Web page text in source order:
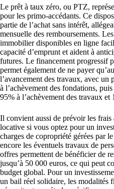
Le prêt à taux zéro, ou PTZ,
pour les primo-accédants. Ce
partie de l’achat sans intérêt,
mensuelle des remboursements.
immobilier disponibles en ligne
capacité d’emprunt et aident à
futures. Le financement progressif
permet également de ne payer
l’avancement des travaux, avec un
à l’achèvement des fondations,
95% à l’achèvement des travaux et
Il convient aussi de prévoir les frais
locative si vous optez pour un
charges de copropriété gérées par
encore les éventuels travaux de
offres permettent de bénéficier de
jusqu’à 50 000 euros, ce qui peut
budget global. Pour un
un bail réel solidaire, les modalités